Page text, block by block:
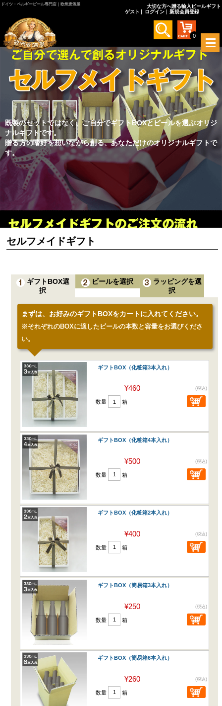
ドイツ・ベルギービール専門店｜欧州麦酒屋
大切な方へ贈る輸入ビールギフト
ゲスト
ログイン 新規会員登録
0
メ
ニ
ュ
ー
を
開
く
既製のセットではなく、ご自分でギフトBOXとビールを選ぶオリジ
ナルギフトです。
贈る方の嗜好を想いながら創る、あなただけのオリジナルギフトで
す。
セルフメイドギフト
ギフトBOX選
択
ビールを選択
ラッピングを選
択
まずは、お好みのギフトBOXをカートに入れてください。
※それぞれのBOXに適したビールの本数と容量をお選びくださ
い。
ギフトBOX（化粧箱3本入れ）
¥460 (税込)
数量 箱
ギフトBOX（化粧箱4本入れ）
¥500 (税込)
数量 箱
ギフトBOX（化粧箱2本入れ）
¥400 (税込)
数量 箱
ギフトBOX（簡易箱3本入れ）
¥250 (税込)
数量 箱
ギフトBOX（簡易箱6本入れ）
¥260 (税込)
数量 箱